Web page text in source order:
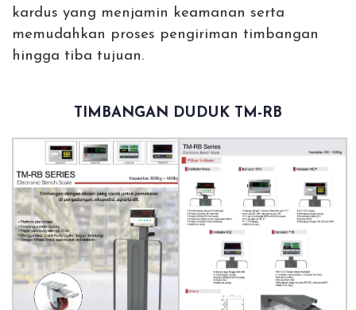
kardus yang menjamin keamanan serta
memudahkan proses pengiriman timbangan
hingga tiba tujuan.
TIMBANGAN DUDUK TM-RB